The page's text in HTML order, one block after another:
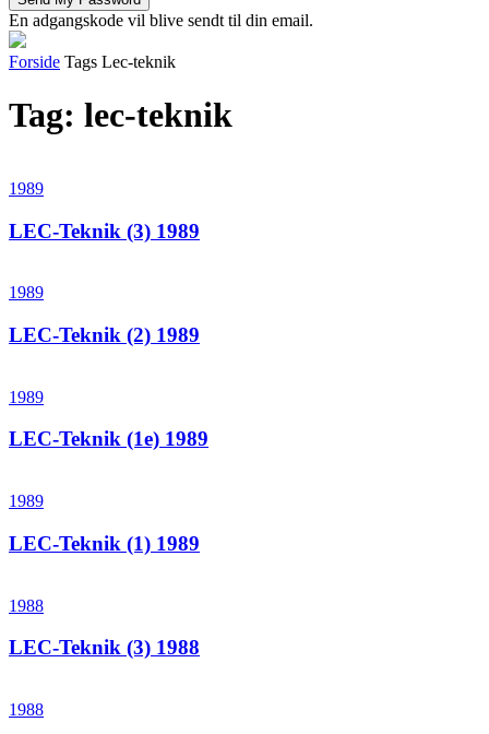
En adgangskode vil blive sendt til din email.
Forside Tags Lec-teknik
Tag: lec-teknik
1989
LEC-Teknik (3) 1989
1989
LEC-Teknik (2) 1989
1989
LEC-Teknik (1e) 1989
1989
LEC-Teknik (1) 1989
1988
LEC-Teknik (3) 1988
1988